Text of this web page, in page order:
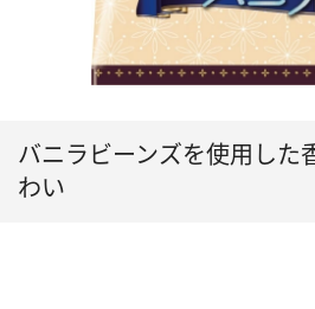
バニラビーンズを使用した
わい